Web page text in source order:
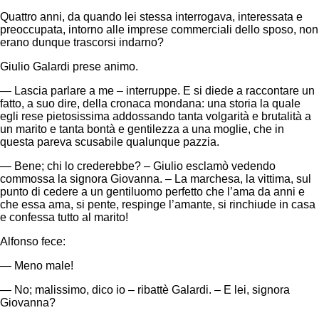
Quattro anni, da quando lei stessa interrogava, interessata e
preoccupata, intorno alle imprese commerciali dello sposo, non
erano dunque trascorsi indarno?
Giulio Galardi prese animo.
— Lascia parlare a me – interruppe. E si diede a raccontare un
fatto, a suo dire, della cronaca mondana: una storia la quale
egli rese pietosissima addossando tanta volgarità e brutalità a
un marito e tanta bontà e gentilezza a una moglie, che in
questa pareva scusabile qualunque pazzia.
— Bene; chi lo crederebbe? – Giulio esclamò vedendo
commossa la signora Giovanna. – La marchesa, la vittima, sul
punto di cedere a un gentiluomo perfetto che l’ama da anni e
che essa ama, si pente, respinge l’amante, si rinchiude in casa
e confessa tutto al marito!
Alfonso fece:
— Meno male!
— No; malissimo, dico io – ribattè Galardi. – E lei, signora
Giovanna?